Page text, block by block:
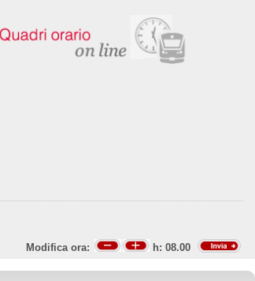
Modifica ora: h: 08.00